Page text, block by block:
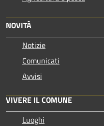
NOVITÀ
Notizie
Comunicati
Avvisi
VIVERE IL COMUNE
Luoghi